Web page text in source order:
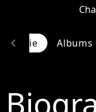
Albums
chevron_left